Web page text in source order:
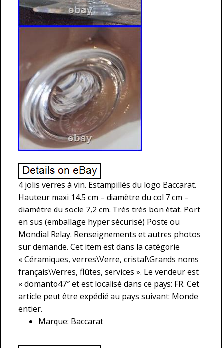
4 jolis verres à vin. Estampillés du logo Baccarat.
Hauteur maxi 14.5 cm – diamètre du col 7 cm –
diamètre du socle 7,2 cm. Très très bon état. Port
en sus (emballage hyper sécurisé) Poste ou
Mondial Relay. Renseignements et autres photos
sur demande. Cet item est dans la catégorie
« Céramiques, verres\Verre, cristal\Grands noms
français\Verres, flûtes, services ». Le vendeur est
« domanto47″ et est localisé dans ce pays: FR. Cet
article peut être expédié au pays suivant: Monde
entier.
Marque: Baccarat